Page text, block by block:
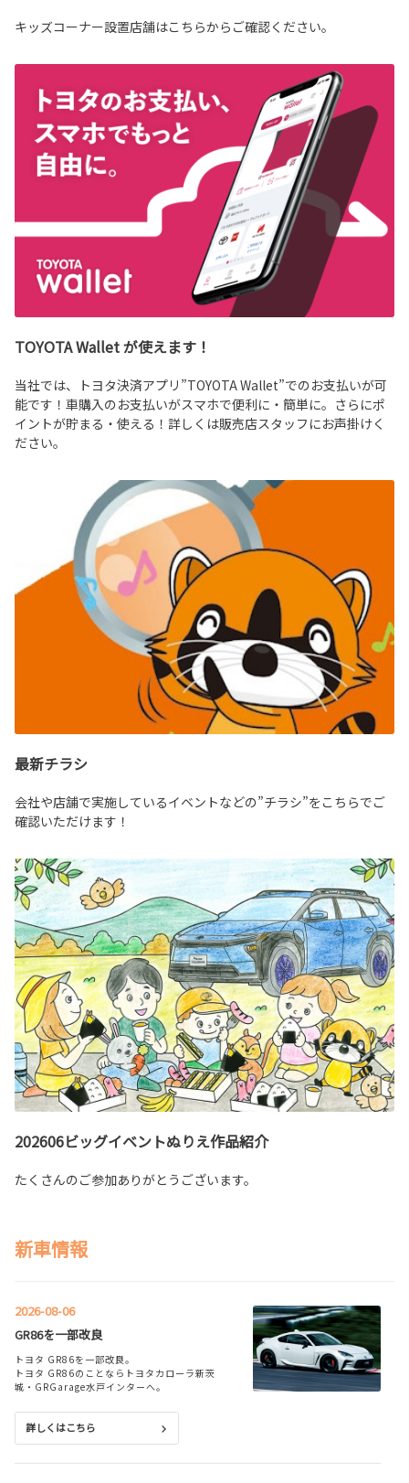
キッズコーナー設置店舗はこちらからご確認ください。
TOYOTA Wallet が使えます！
当社では、トヨタ決済アプリ”TOYOTA Wallet”でのお支払いが可
能です！車購入のお支払いがスマホで便利に・簡単に。さらにポ
イントが貯まる・使える！詳しくは販売店スタッフにお声掛けく
ださい。
最新チラシ
会社や店舗で実施しているイベントなどの”チラシ”をこちらでご
確認いただけます！
202606ビッグイベントぬりえ作品紹介
たくさんのご参加ありがとうございます。
新車情報
2026-08-06
GR86を一部改良
トヨタ GR86を一部改良。
トヨタ GR86のことならトヨタカローラ新茨
城・GRGarage水戸インターへ。
詳しくはこちら